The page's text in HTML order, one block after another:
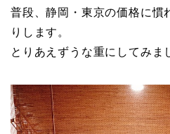
普段、静岡・東京の価格に慣
りします。
とりあえずうな重にしてみま